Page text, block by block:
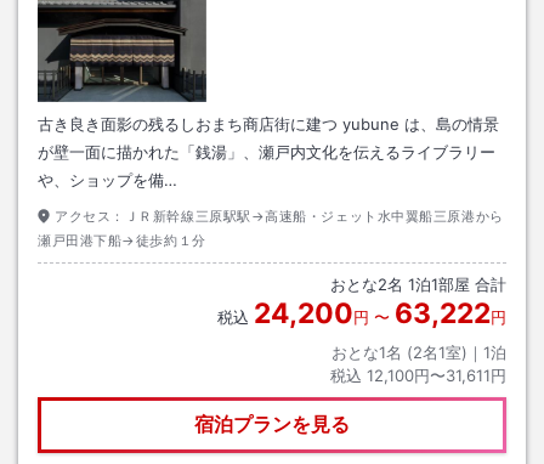
古き良き面影の残るしおまち商店街に建つ yubune は、島の情景
が壁一面に描かれた「銭湯」、瀬戸内文化を伝えるライブラリー
や、ショップを備…
アクセス：
ＪＲ新幹線三原駅駅→高速船・ジェット水中翼船三原港から
瀬戸田港下船→徒歩約１分
おとな2名 1泊1部屋 合計
税込 24,200円 〜 63,222円
おとな1名 (2名1室)｜ 1泊
税込 12,100円〜31,611円
宿泊プランを見る